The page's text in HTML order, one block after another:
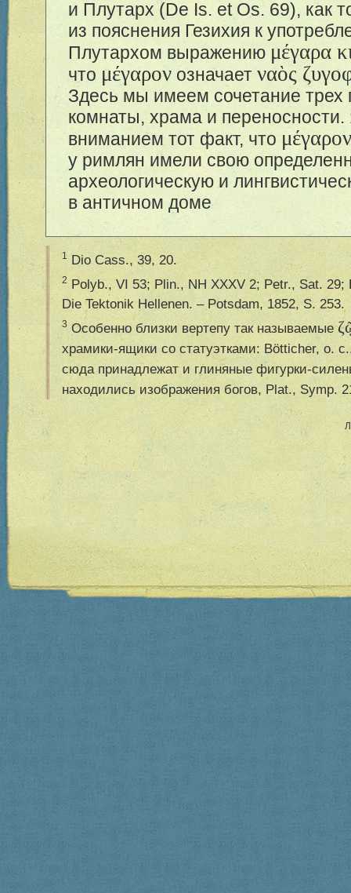
и Плутарх (De Is. et Os. 69), как
из пояснения Гезихия к
Плутархом выражению μέγαρα
что μέγαρον означаетναὸς
Здесь мы имеем сочетание трех
комнаты, храма и
вниманием тот факт, что
у римлян имели свою
археологическую и
в античном доме
1 Dio Cass., 39, 20.
2 Polyb., VI 53; Plin., NH XXXV 2; Petr., Sat. 29;
Die Tektonik Hellenen. – Potsdam, 1852, S. 253.
3 Особенно близки вертепу так называемые
храмики-ящики со статуэтками: Bötticher, o.
сюда принадлежат и глиняные фигурки-
находились изображения богов, Plat., Symp.